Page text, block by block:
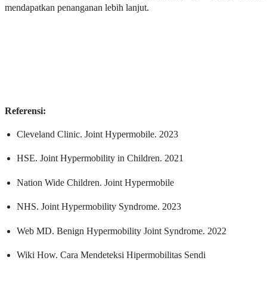
mendapatkan penanganan lebih lanjut.
Referensi:
Cleveland Clinic. Joint Hypermobile. 2023
HSE. Joint Hypermobility in Children. 2021
Nation Wide Children. Joint Hypermobile
NHS. Joint Hypermobility Syndrome. 2023
Web MD. Benign Hypermobility Joint Syndrome. 2022
Wiki How. Cara Mendeteksi Hipermobilitas Sendi